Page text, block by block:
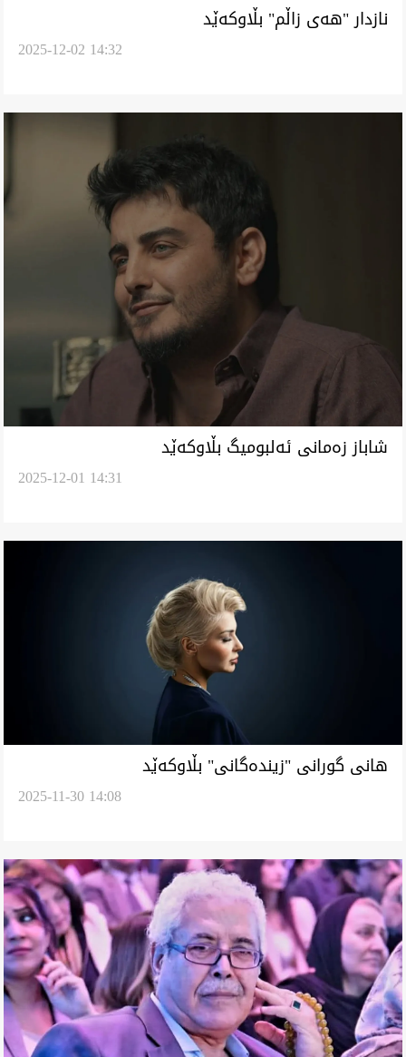
‏نازدار "هەی زاڵم" بڵاوکەێد
2025-12-02 14:32
‏شاباز زەمانی ئەلبومیگ بڵاوکەێد
2025-12-01 14:31
‏هانی گورانی "زیندەگانی" بڵاوکەێد
2025-11-30 14:08